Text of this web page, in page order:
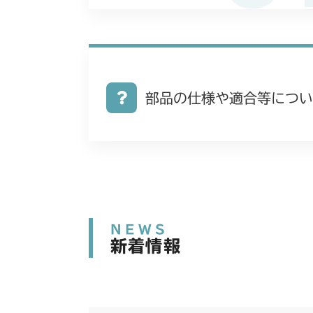
部品の仕様や適合等につ
NEWS
新着情報